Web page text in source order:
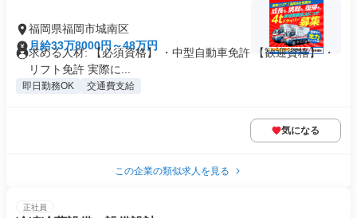
福岡県福岡市城南区
月給33万8000円～48万円
求める人材: 【必須資格】 ・中型自動車免許 【歓迎資格】 ・
リフト免許 実際に...
即日勤務OK 交通費支給
気になる
この企業の類似求人を見る
正社員